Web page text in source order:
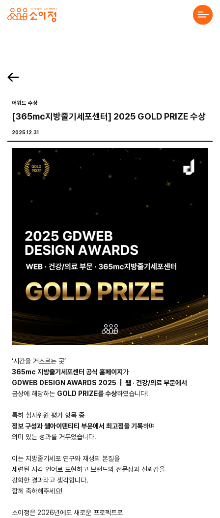
홈페이지 제작·반응형홈페이지제작 전문 소이정 | 수원 홈페이지 제작업체, 모바
. 목록보기 Prev Next 프로젝트 의뢰를 맡기고 싶으세요? 프로젝트의 세부 내용을 알려주시면, 검토 후 견적서를 보내드리겠습니다. 전하고 싶은 말이 있나요? 프로
Solution
Service
Community
어워드 수상
[365mc지방줄기세포센터] 2025 GOLD PRIZE 수상
2025.12.31
‘시간을 거스르는 곳’
365mc 지방줄기세포센터 공식 홈페이지가
GDWEB DESIGN AWARDS 2025 | 웹 · 건강/의료 부문에서
금상에 해당하는 GOLD PRIZE를 수상하였습니다!
특히 심사위원 평가 항목 중
정보 구성과 웹아이덴티티 부문에서 최고점을 기록하며
의미 있는 성과를 거두었습니다.
이는 지방줄기세포 연구와 재생의 본질을
세련된 시각 언어로 표현하고 브랜드의 전문성과 신뢰감을
강화한 결과라고 생각합니다.
함께 축하해주세요!
소이정은 2026년에도 새로운 프로젝트로
들어갈 메시지 영역